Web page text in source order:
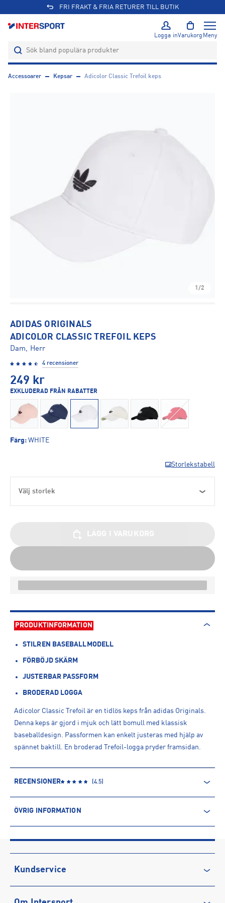
FRI FRAKT & FRIA RETURER TILL BUTIK
Logga inVarukorg Meny
Accessoarer Kepsar Adicolor Classic Trefoil keps
1/2
ADIDAS ORIGINALS
ADICOLOR CLASSIC TREFOIL KEPS
Dam, Herr
4 recensioner
249 kr
EXKLUDERAD FRÅN RABATTER
Färg: WHITE
Storlekstabell
Välj storlek
PRODUKTINFORMATION
STILREN BASEBALLMODELL
FÖRBÖJD SKÄRM
JUSTERBAR PASSFORM
BRODERAD LOGGA
Adicolor Classic Trefoil är en tidlös keps från adidas Originals.
Denna keps är gjord i mjuk och lätt bomull med klassisk
baseballdesign. Passformen kan enkelt justeras med hjälp av
spännet baktill. En broderad Trefoil-logga pryder framsidan.
RECENSIONER (4.5)
ÖVRIG INFORMATION
Produktnummer: 1595613
Leverantörens produktnummer: JC6025
Artikelnummer: 159561302-WHITE
Kundservice